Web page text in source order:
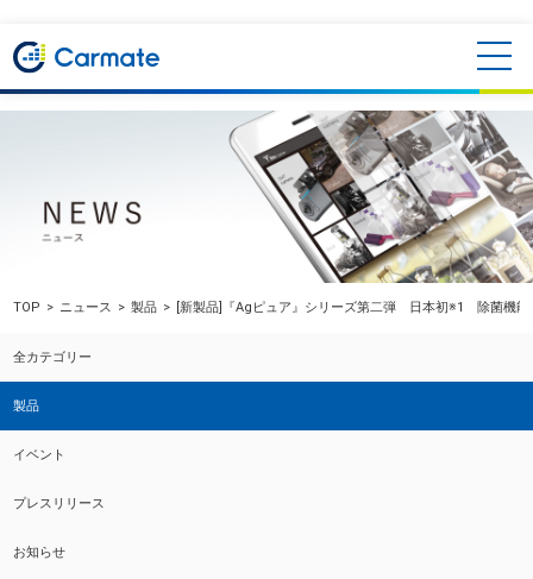
TOP ニュース 製品 [新製品]『Agピュア』シリーズ第二弾 日本初※1 除菌機能
全カテゴリー
製品
イベント
プレスリリース
お知らせ